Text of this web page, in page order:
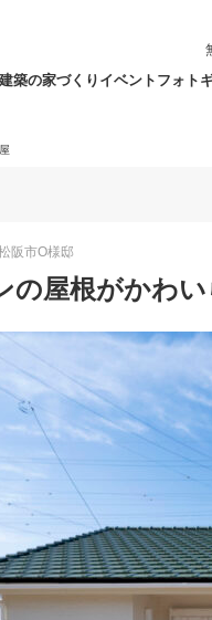
築の家づくりイベント フォト
阪市O様邸
の屋根がかわ